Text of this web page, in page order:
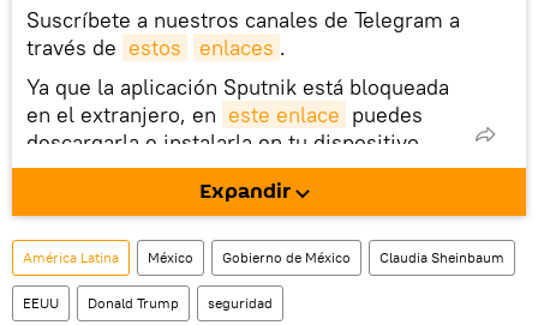
Suscríbete a nuestros canales de Telegram a
través de estos enlaces .
Ya que la aplicación Sputnik está bloqueada
en el extranjero, en este enlace puedes
descargarla e instalarla en tu dispositivo
móvil (¡solo para Android!).
También tenemos una cuenta en la red
social rusa VK .
Expandir
América Latina México Gobierno de México Claudia Sheinbaum
EEUU Donald Trump seguridad